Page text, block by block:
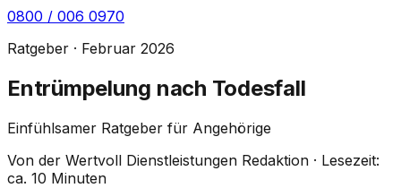
0800 / 006 0970
Ratgeber · Februar 2026
Entrümpelung nach Todesfall
Einfühlsamer Ratgeber für Angehörige
Von der Wertvoll Dienstleistungen Redaktion · Lesezeit:
ca. 10 Minuten